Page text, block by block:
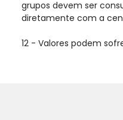
grupos devem ser
diretamente com a
12 - Valores podem